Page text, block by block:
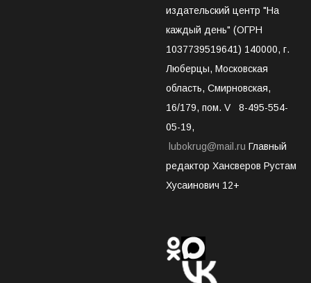
издательский центр "На
каждый день" (ОГРН
1037739519641) 140000, г.
Люберцы, Московская
область, Смирновская,
16/179, пом. V 8-495-554-
05-19,
lubokrug@mail.ru Главный
редактор Хансверов Рустам
Хусаинович 12+